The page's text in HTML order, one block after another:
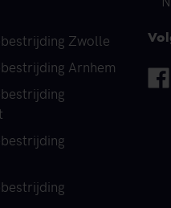
Zwolle
Arnhem